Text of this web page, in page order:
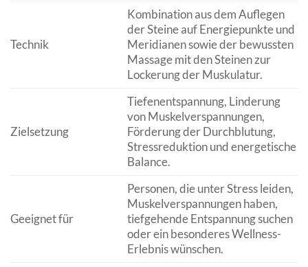
Technik
Kombination aus dem Auflegen
der Steine auf Energiepunkte und
Meridianen sowie der bewussten
Massage mit den Steinen zur
Lockerung der Muskulatur.
Zielsetzung
Tiefenentspannung, Linderung
von Muskelverspannungen,
Förderung der Durchblutung,
Stressreduktion und energetische
Balance.
Geeignet für
Personen, die unter Stress leiden,
Muskelverspannungen haben,
tiefgehende Entspannung suchen
oder ein besonderes Wellness-
Erlebnis wünschen.